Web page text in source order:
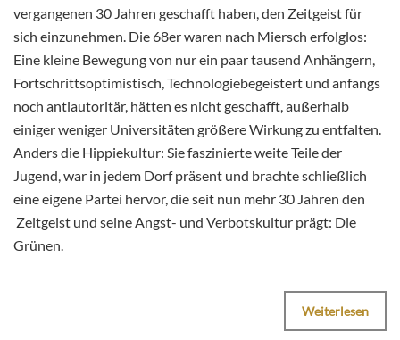
vergangenen 30 Jahren geschafft haben, den Zeitgeist für
sich einzunehmen. Die 68er waren nach Miersch erfolglos:
Eine kleine Bewegung von nur ein paar tausend Anhängern,
Fortschrittsoptimistisch, Technologiebegeistert und anfangs
noch antiautoritär, hätten es nicht geschafft, außerhalb
einiger weniger Universitäten größere Wirkung zu entfalten.
Anders die Hippiekultur: Sie faszinierte weite Teile der
Jugend, war in jedem Dorf präsent und brachte schließlich
eine eigene Partei hervor, die seit nun mehr 30 Jahren den
Zeitgeist und seine Angst- und Verbotskultur prägt: Die
Grünen.
Weiterlesen